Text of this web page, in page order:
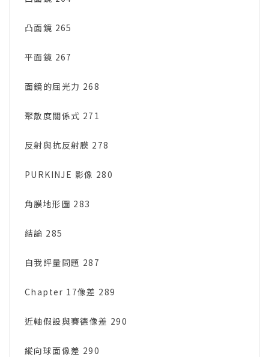
凸面鏡 265
平面鏡 267
面鏡的屈光力 268
聚散度關係式 271
反射與抗反射膜 278
PURKINJE 影像 280
角膜地形圖 283
結論 285
自我評量問題 287
Chapter 17像差 289
近軸假設與賽德像差 290
縱向球面像差 290